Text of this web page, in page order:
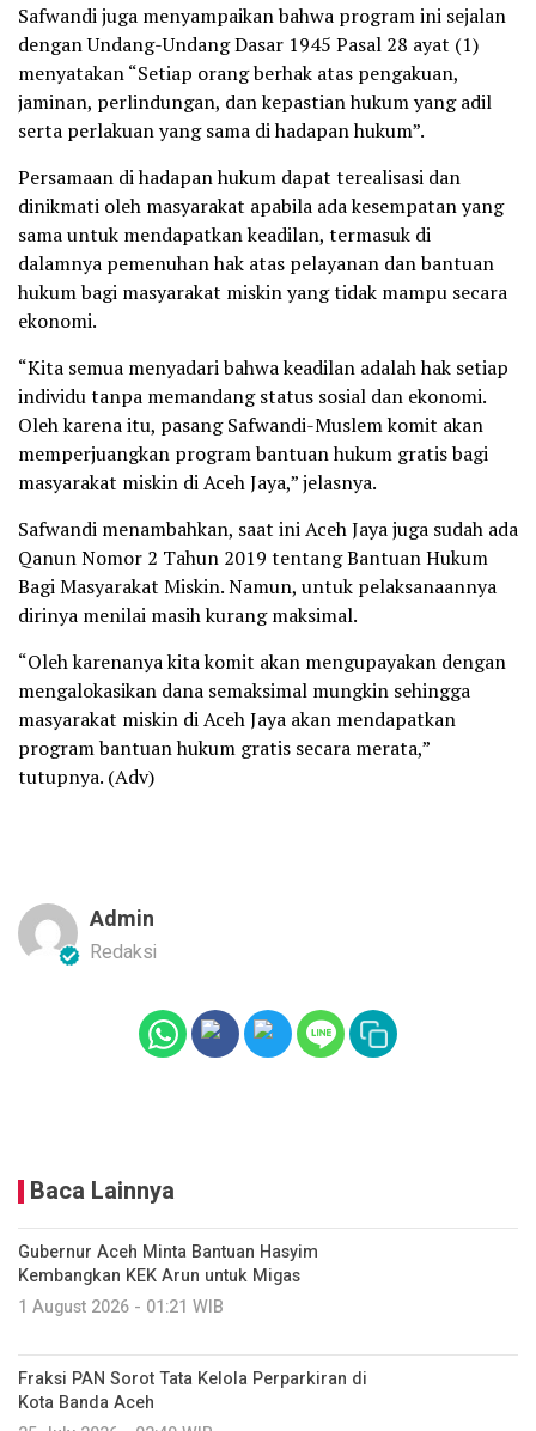
Safwandi juga menyampaikan bahwa program ini sejalan
dengan Undang-Undang Dasar 1945 Pasal 28 ayat (1)
menyatakan “Setiap orang berhak atas pengakuan,
jaminan, perlindungan, dan kepastian hukum yang adil
serta perlakuan yang sama di hadapan hukum”.
Persamaan di hadapan hukum dapat terealisasi dan
dinikmati oleh masyarakat apabila ada kesempatan yang
sama untuk mendapatkan keadilan, termasuk di
dalamnya pemenuhan hak atas pelayanan dan bantuan
hukum bagi masyarakat miskin yang tidak mampu secara
ekonomi.
“Kita semua menyadari bahwa keadilan adalah hak setiap
individu tanpa memandang status sosial dan ekonomi.
Oleh karena itu, pasang Safwandi-Muslem komit akan
memperjuangkan program bantuan hukum gratis bagi
masyarakat miskin di Aceh Jaya,” jelasnya.
Safwandi menambahkan, saat ini Aceh Jaya juga sudah ada
Qanun Nomor 2 Tahun 2019 tentang Bantuan Hukum
Bagi Masyarakat Miskin. Namun, untuk pelaksanaannya
dirinya menilai masih kurang maksimal.
“Oleh karenanya kita komit akan mengupayakan dengan
mengalokasikan dana semaksimal mungkin sehingga
masyarakat miskin di Aceh Jaya akan mendapatkan
program bantuan hukum gratis secara merata,”
tutupnya. (Adv)
Admin
Redaksi
Baca Lainnya
Gubernur Aceh Minta Bantuan Hasyim
Kembangkan KEK Arun untuk Migas
1 August 2026 - 01:21 WIB
Fraksi PAN Sorot Tata Kelola Perparkiran di
Kota Banda Aceh